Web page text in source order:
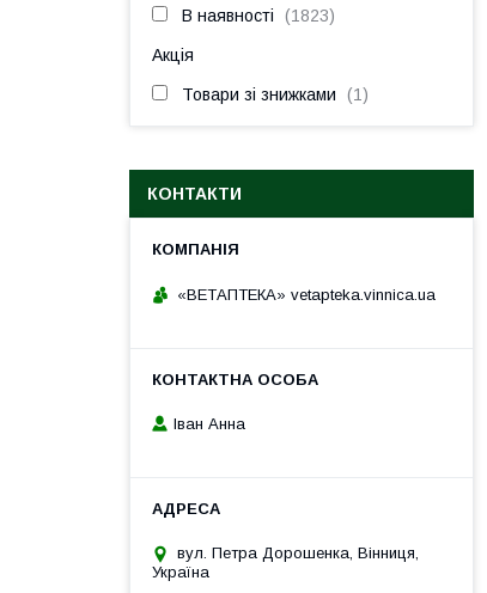
В наявності 1823
Акція
Товари зі знижками 1
КОНТАКТИ
«ВЕТАПТЕКА» vetapteka.vinnica.ua
Іван Анна
вул. Петра Дорошенка, Вінниця,
Україна